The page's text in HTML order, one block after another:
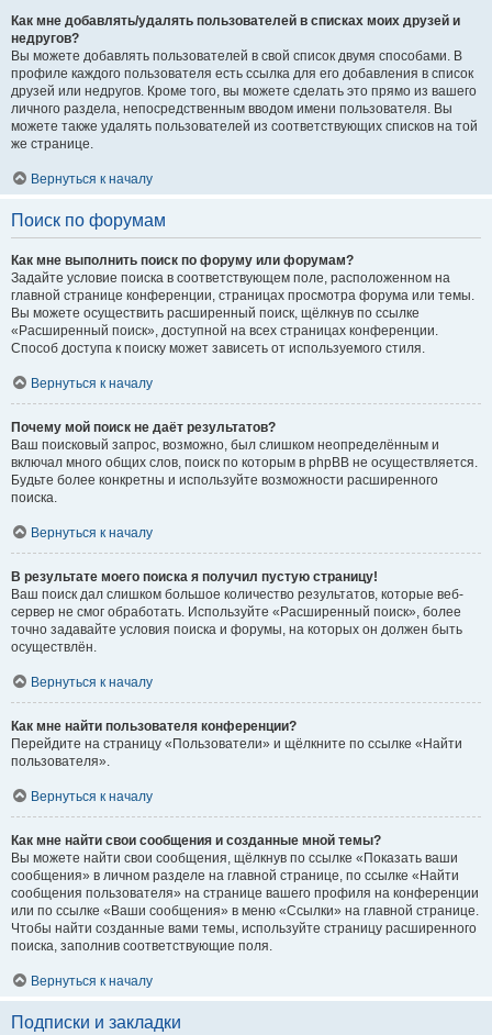
Как мне добавлять/удалять пользователей в списках моих друзей и
недругов?
Вы можете добавлять пользователей в свой список двумя способами. В
профиле каждого пользователя есть ссылка для его добавления в список
друзей или недругов. Кроме того, вы можете сделать это прямо из вашего
личного раздела, непосредственным вводом имени пользователя. Вы
можете также удалять пользователей из соответствующих списков на той
же странице.
Вернуться к началу
Поиск по форумам
Как мне выполнить поиск по форуму или форумам?
Задайте условие поиска в соответствующем поле, расположенном на
главной странице конференции, страницах просмотра форума или темы.
Вы можете осуществить расширенный поиск, щёлкнув по ссылке
«Расширенный поиск», доступной на всех страницах конференции.
Способ доступа к поиску может зависеть от используемого стиля.
Вернуться к началу
Почему мой поиск не даёт результатов?
Ваш поисковый запрос, возможно, был слишком неопределённым и
включал много общих слов, поиск по которым в phpBB не осуществляется.
Будьте более конкретны и используйте возможности расширенного
поиска.
Вернуться к началу
В результате моего поиска я получил пустую страницу!
Ваш поиск дал слишком большое количество результатов, которые веб-
сервер не смог обработать. Используйте «Расширенный поиск», более
точно задавайте условия поиска и форумы, на которых он должен быть
осуществлён.
Вернуться к началу
Как мне найти пользователя конференции?
Перейдите на страницу «Пользователи» и щёлкните по ссылке «Найти
пользователя».
Вернуться к началу
Как мне найти свои сообщения и созданные мной темы?
Вы можете найти свои сообщения, щёлкнув по ссылке «Показать ваши
сообщения» в личном разделе на главной странице, по ссылке «Найти
сообщения пользователя» на странице вашего профиля на конференции
или по ссылке «Ваши сообщения» в меню «Ссылки» на главной странице.
Чтобы найти созданные вами темы, используйте страницу расширенного
поиска, заполнив соответствующие поля.
Вернуться к началу
Подписки и закладки